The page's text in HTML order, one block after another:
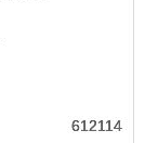
612114